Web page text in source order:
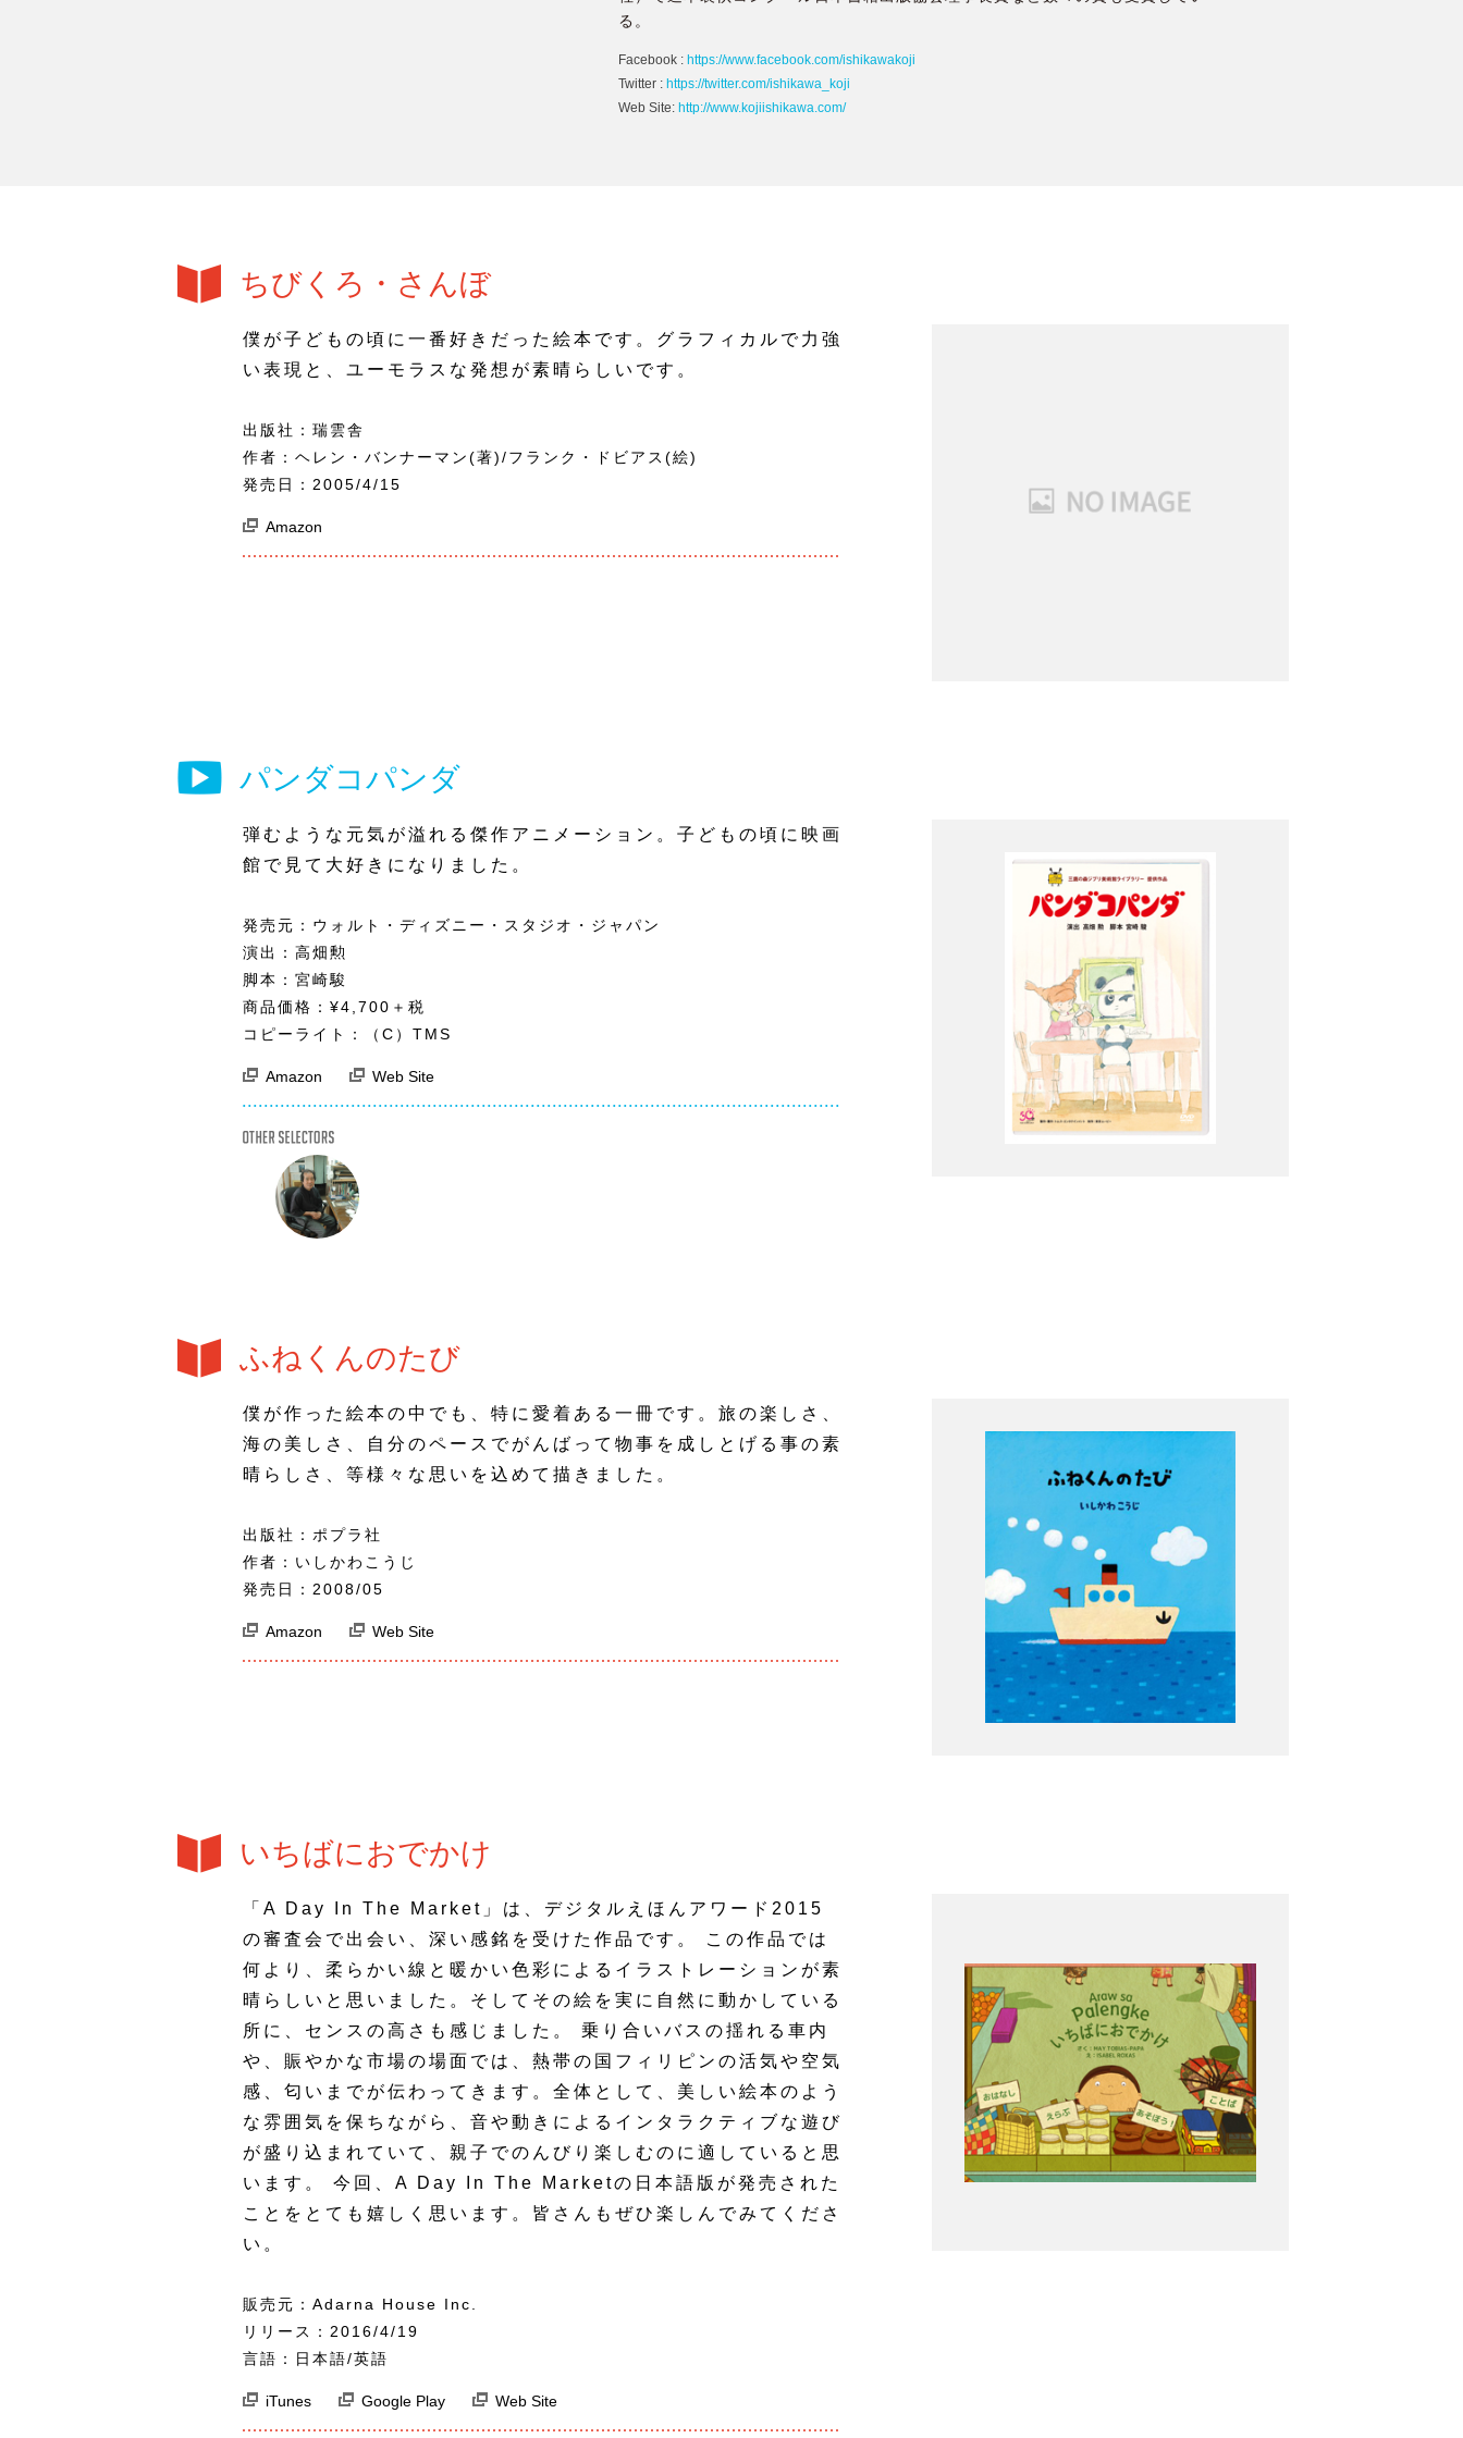
る。
Facebook : https://www.facebook.com/ishikawakoji
Twitter : https://twitter.com/ishikawa_koji
Web Site: http://www.kojiishikawa.com/
ちびくろ・さんぼ
僕が子どもの頃に一番好きだった絵本です。グラフィカルで力強
い表現と、ユーモラスな発想が素晴らしいです。
出版社：瑞雲舎
作者：ヘレン・バンナーマン(著)/フランク・ドビアス(絵)
発売日：2005/4/15
Amazon
パンダコパンダ
弾むような元気が溢れる傑作アニメーション。子どもの頃に映画
館で見て大好きになりました。
発売元：ウォルト・ディズニー・スタジオ・ジャパン
演出：高畑勲
脚本：宮崎駿
商品価格：¥4,700＋税
コピーライト：（C）TMS
Amazon Web Site
ふねくんのたび
僕が作った絵本の中でも、特に愛着ある一冊です。旅の楽しさ、
海の美しさ、自分のペースでがんばって物事を成しとげる事の素
晴らしさ、等様々な思いを込めて描きました。
出版社：ポプラ社
作者：いしかわこうじ
発売日：2008/05
Amazon Web Site
いちばにおでかけ
「A Day In The Market」は、デジタルえほんアワード2015
の審査会で出会い、深い感銘を受けた作品です。 この作品では
何より、柔らかい線と暖かい色彩によるイラストレーションが素
晴らしいと思いました。そしてその絵を実に自然に動かしている
所に、センスの高さも感じました。 乗り合いバスの揺れる車内
や、賑やかな市場の場面では、熱帯の国フィリピンの活気や空気
感、匂いまでが伝わってきます。全体として、美しい絵本のよう
な雰囲気を保ちながら、音や動きによるインタラクティブな遊び
が盛り込まれていて、親子でのんびり楽しむのに適していると思
います。 今回、A Day In The Marketの日本語版が発売された
ことをとても嬉しく思います。皆さんもぜひ楽しんでみてくださ
い。
販売元：Adarna House Inc.
リリース：2016/4/19
言語：日本語/英語
iTunes Google Play Web Site